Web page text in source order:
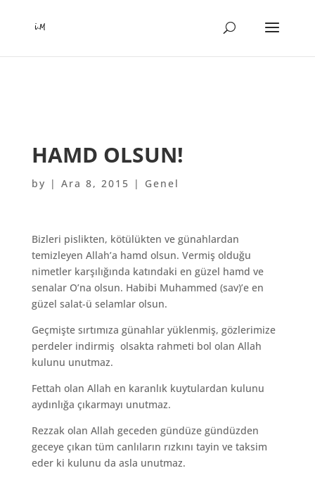
HAMD OLSUN!
by | Ara 8, 2015 | Genel
Bizleri pislikten, kötülükten ve günahlardan
temizleyen Allah’a hamd olsun. Vermiş olduğu
nimetler karşılığında katındaki en güzel hamd ve
senalar O’na olsun. Habibi Muhammed (sav)’e en
güzel salat-ü selamlar olsun.
Geçmişte sırtımıza günahlar yüklenmiş, gözlerimize
perdeler indirmiş olsakta rahmeti bol olan Allah
kulunu unutmaz.
Fettah olan Allah en karanlık kuytulardan kulunu
aydınlığa çıkarmayı unutmaz.
Rezzak olan Allah geceden gündüze gündüzden
geceye çıkan tüm canlıların rızkını tayin ve taksim
eder ki kulunu da asla unutmaz.